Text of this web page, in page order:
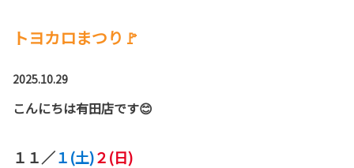
トヨカロまつり🚩
2025.10.29
こんにちは有田店です😊
１１／１(土)２(日)